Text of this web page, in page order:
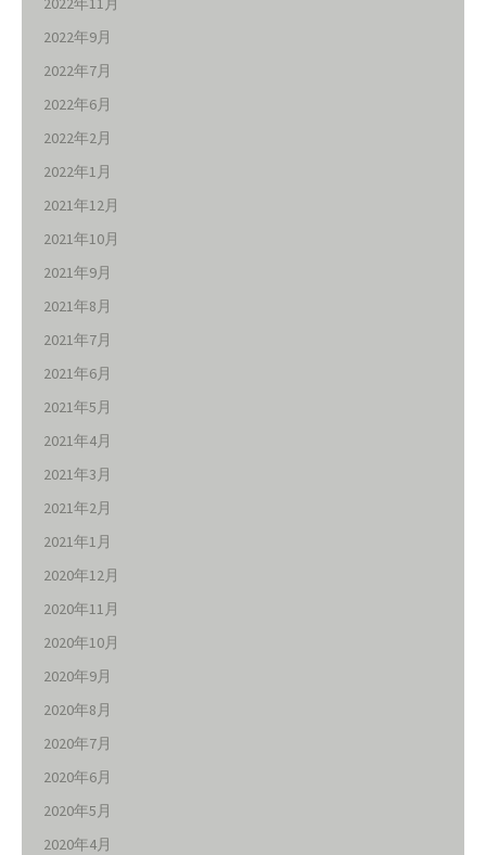
2022年9月
2022年7月
2022年6月
2022年2月
2022年1月
2021年12月
2021年10月
2021年9月
2021年8月
2021年7月
2021年6月
2021年5月
2021年4月
2021年3月
2021年2月
2021年1月
2020年12月
2020年11月
2020年10月
2020年9月
2020年8月
2020年7月
2020年6月
2020年5月
2020年4月